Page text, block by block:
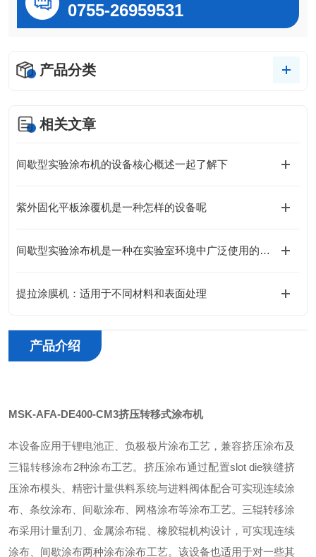
0755-26959531
产品分类
相关文章
间歇型实验涂布机的设备核心概述一起了解下
紫外固化平板涂覆机是一种怎样的设备呢
间歇型实验涂布机是一种在实验室环境中广泛使用的涂布设备
提拉涂膜机：适用于不同材料和表面处理
产品介绍
MSK-AFA-DE400-CM3挤压转移式涂布机
本设备应用于锂电池正、负极极片涂布工艺，兼容挤压涂布及
三辊转移涂布2种涂布工艺。挤压涂布通过配置slot die狭缝挤
压涂布模头、精密计量供料系统与进料阀体配合可实现连续涂
布、条纹涂布、间歇涂布、网格涂布等涂布工艺。三辊转移涂
布采用计量刮刀、金属涂布辊、橡胶辊机构设计，可实现连续
涂布、间歇涂布两种涂布涂布工艺。该设备也适用于对一些其